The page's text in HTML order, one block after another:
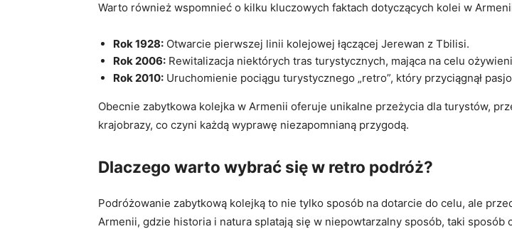
Warto również wspomnieć⁣ o kilku ​kluczowych faktach dotyczących ⁢kolei w
Rok 1928: Otwarcie pierwszej linii kolejowej⁤ łączącej Jerewan z Tbilisi.
Rok 2006: Rewitalizacja niektórych tras turystycznych, mająca na celu
Rok 2010: ‌Uruchomienie pociągu turystycznego „retro”, który ​przyciągnął
Obecnie ‌zabytkowa kolejka w​ Armenii oferuje ⁣unikalne przeżycia dla⁣ turystów,
⁣krajobrazy, co czyni każdą‍ wyprawę niezapomnianą przygodą.
Dlaczego warto wybrać się w retro ‍podróż?
Podróżowanie zabytkową kolejką‍ to nie tylko sposób ⁣na dotarcie⁢ do celu, ale
Armenii, gdzie historia i natura splatają się w niepowtarzalny sposób, taki